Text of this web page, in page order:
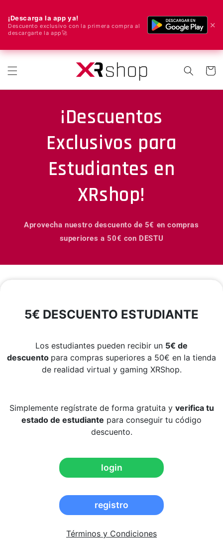
¡Descarga la app ya!
Descuento exclusivo con la primera compra al
descargarte la app🚀
✕
🌍 Spediamo in tutto il mondo! 🚀📦
¡Descuentos
Exclusivos para
Estudiantes en
XRshop!
Aprovecha nuestro descuento de 5€ en compras
superiores a 50€ con DESTU